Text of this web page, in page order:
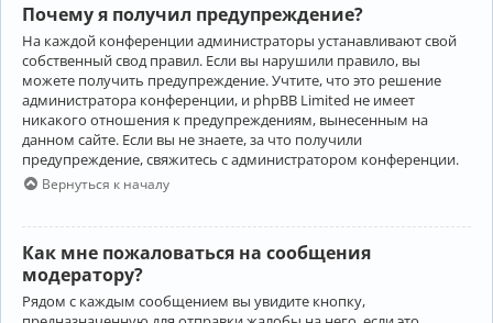
Почему я получил предупреждение?
На каждой конференции администраторы устанавливают свой
собственный свод правил. Если вы нарушили правило, вы
можете получить предупреждение. Учтите, что это решение
администратора конференции, и phpBB Limited не имеет
никакого отношения к предупреждениям, вынесенным на
данном сайте. Если вы не знаете, за что получили
предупреждение, свяжитесь с администратором конференции.
Вернуться к началу
Как мне пожаловаться на сообщения
модератору?
Рядом с каждым сообщением вы увидите кнопку,